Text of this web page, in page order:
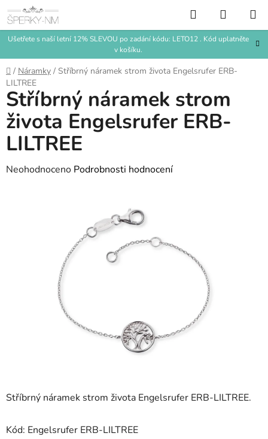
na
obsah
Ušetřete s naší letní 12% SLEVOU po zadání kódu: LETO12 . Kód uplatněte
v košíku.
Hledat
KOŠÍK
Domů
/ Náramky / Stříbrný náramek strom života Engelsrufer ERB-
LILTREE
Stříbrný náramek strom života Engelsrufer ERB-LILTREE.
Kód: Engelsrufer ERB-LILTREE
Stříbrný náramek strom
života Engelsrufer ERB-
LILTREE
Průměrné
Neohodnoceno Podrobnosti hodnocení